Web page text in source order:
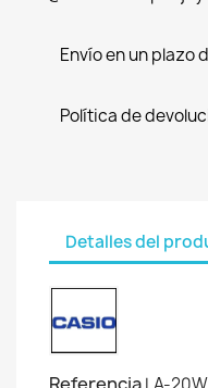
Envío en un plazo
Política de
Detalles del